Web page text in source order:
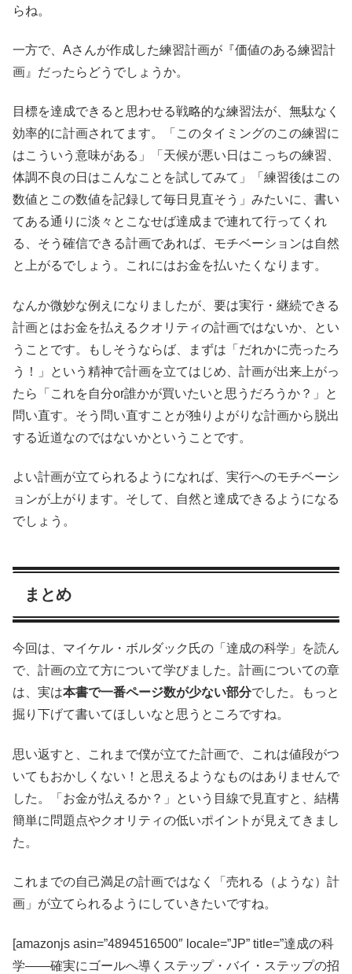
らね。
一方で、Aさんが作成した練習計画が『価値のある練習計
画』だったらどうでしょうか。
目標を達成できると思わせる戦略的な練習法が、無駄なく
効率的に計画されてます。「このタイミングのこの練習に
はこういう意味がある」「天候が悪い日はこっちの練習、
体調不良の日はこんなことを試してみて」「練習後はこの
数値とこの数値を記録して毎日見直そう」みたいに、書い
てある通りに淡々とこなせば達成まで連れて行ってくれ
る、そう確信できる計画であれば、モチベーションは自然
と上がるでしょう。これにはお金を払いたくなります。
なんか微妙な例えになりましたが、要は実行・継続できる
計画とはお金を払えるクオリティの計画ではないか、とい
うことです。もしそうならば、まずは「だれかに売ったろ
う！」という精神で計画を立てはじめ、計画が出来上がっ
たら「これを自分or誰かが買いたいと思うだろうか？」と
問い直す。そう問い直すことが独りよがりな計画から脱出
する近道なのではないかということです。
よい計画が立てられるようになれば、実行へのモチベーシ
ョンが上がります。そして、自然と達成できるようになる
でしょう。
まとめ
今回は、マイケル・ボルダック氏の「達成の科学」を読ん
で、計画の立て方について学びました。計画についての章
は、実は本書で一番ページ数が少ない部分でした。もっと
掘り下げて書いてほしいなと思うところですね。
思い返すと、これまで僕が立てた計画で、これは値段がつ
いてもおかしくない！と思えるようなものはありませんで
した。「お金が払えるか？」という目線で見直すと、結構
簡単に問題点やクオリティの低いポイントが見えてきまし
た。
これまでの自己満足の計画ではなく「売れる（ような）計
画」が立てられるようにしていきたいですね。
[amazonjs asin=”4894516500″ locale=”JP” title=”達成の科
学――確実にゴールへ導くステップ・バイ・ステップの招